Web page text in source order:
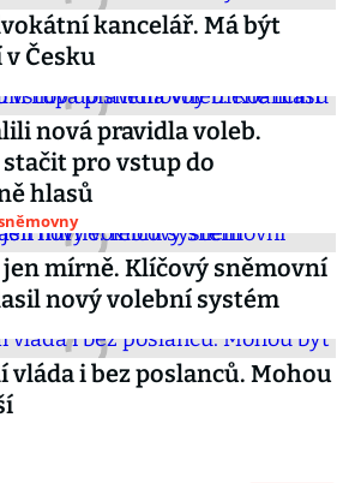
kancelář. Má být
Česku
nová pravidla voleb.
pro vstup do
hlasů
mírně. Klíčový sněmovní
nový volební systém
vláda i bez poslanců. Mohou